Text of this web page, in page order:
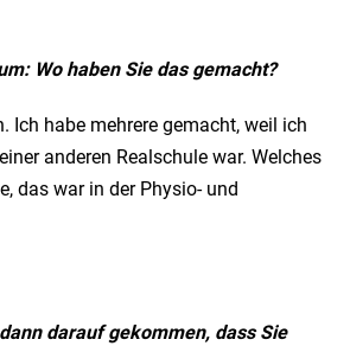
Wo haben Sie das gemacht?
Ich habe mehrere gemacht, weil ich
anderen Realschule war. Welches
das war in der Physio- und
darauf gekommen, dass Sie